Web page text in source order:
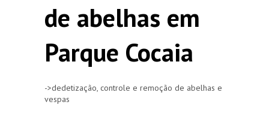
de abelhas em
Parque Cocaia
->dedetização, controle e remoção de abelhas e
vespas